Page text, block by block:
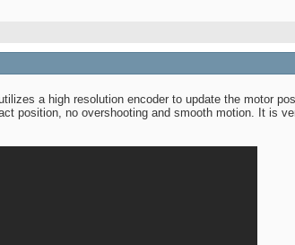
a high resolution encoder to update the motor
position, no overshooting and smooth motion. It is